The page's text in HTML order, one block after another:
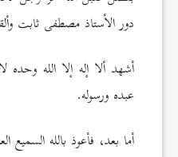
دور الأستاذ مصطفى ثابت
أشهد ألا إله إلا الله
عبده ورسوله.
أما بعد، فأعوذ بالله السميع